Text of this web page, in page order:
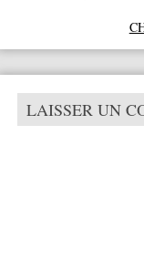
LAISSER UN